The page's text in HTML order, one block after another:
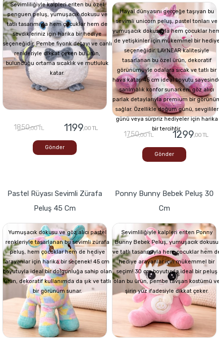
Sevimliliğiyle kalpleri eriten bu özel
penguen peluş, yumuşacık dokusu ve
tatlı tasarımıyla hem çocuklar hem de
sevdikleriniz için harika bir hediye
seçeneğidir. Pembe fiyonk detayı ve canlı
renkleriyle dikkat çeken bu ürün,
bulunduğu ortama sıcaklık ve mutluluk
katar.
1850,00 TL 1199,00 TL
Gönder
Hayal dünyasını gerçeğe taşıyan bu
sevimli unicorn peluş, pastel tonları ve
yumuşacık dokusuyla hem çocuklar
de yetişkinler için mükemmel bir
seçeneğidir. LAYNEAR kalitesiyle
tasarlanan bu özel ürün, dekoratif
görünümüyle odalara sıcak ve tatlı bir
hava katar. 45 cm ideal boyutu
sarılmalık konfor sunarken, göz alıcı
parlak detaylarıyla premium bir
sağlar. Özellikle doğum günü, sevgililer
günü veya sürpriz hediyeler için harika
bir tercihtir.
1750,00 TL 1299,00 TL
Gönder
Pastel Rüyası Sevimli Zürafa
Peluş 45 Cm
Yumuşacık dokusu ve göz alıcı pastel
renkleriyle tasarlanan bu sevimli zürafa
peluş, hem çocuklar hem de hediye
arayanlar için harika bir seçenek! 45 cm
boyutuyla ideal bir dolgunluğa sahip olan
ürün, dekoratif kullanımda da şık ve tatlı
bir görünüm sunar.
Ponny Bunny Bebek Peluş 30
Cm
Sevimliliğiyle kalpleri eriten Ponny
Bunny Bebek Peluş, yumuşacık dokusu
ve tatlı tasarımıyla hem çocuklar hem
hediye arayanlar için mükemmel bir
seçim! 30 cm boyutuyla ideal bir peluş
olan bu ürün, pembe tavşan kostümü
şirin yüz ifadesiyle dikkat çeker.